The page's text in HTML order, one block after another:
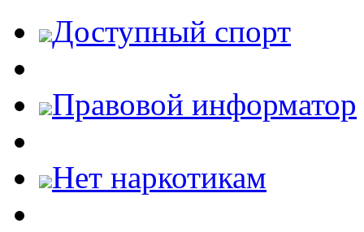
Доступный спорт
Правовой информатор
Нет наркотикам